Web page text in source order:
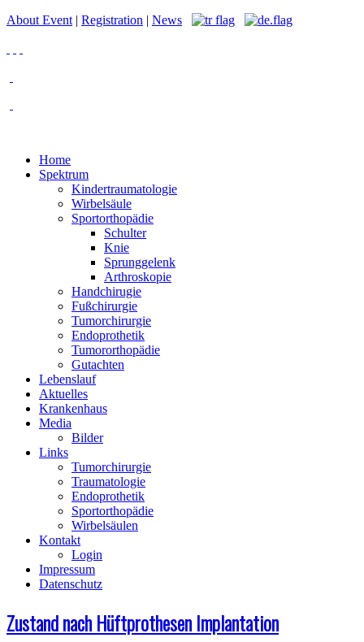
About Event | Registration | News
Home
Spektrum
Kindertraumatologie
Wirbelsäule
Sportorthopädie
Schulter
Knie
Sprunggelenk
Arthroskopie
Handchirugie
Fußchirurgie
Tumorchirurgie
Endoprothetik
Tumororthopädie
Gutachten
Lebenslauf
Aktuelles
Krankenhaus
Media
Bilder
Links
Tumorchirurgie
Traumatologie
Endoprothetik
Sportorthopädie
Wirbelsäulen
Kontakt
Login
Impressum
Datenschutz
Zustand nach Hüftprothesen Implantation